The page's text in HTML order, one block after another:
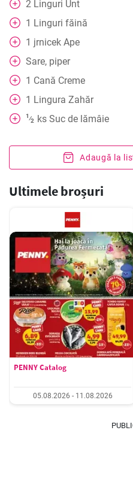
2 Linguri Unt
1 Linguri făină
1 jrnicek Ape
Sare, piper
1 Cană Creme
1 Lingura Zahăr
1⁄2 ks Suc de lămâie
Adaugă la
Ultimele broșuri
PENNY Catalog
05.08.2026 - 11.08.2026